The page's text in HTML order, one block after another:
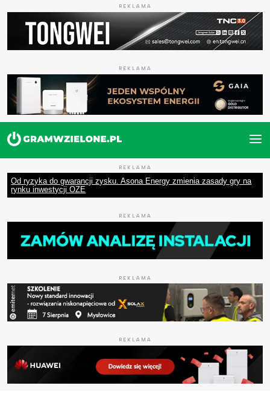
REKLAMA
REKLAMA
REKLAMA
Od ryzyka do gwarancji zysku. Asona Energy zmienia zasady gry na
rynku inwestycji OZE
REKLAMA
REKLAMA
REKLAMA